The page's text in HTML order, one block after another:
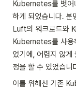
Kubernetes를 벗어
하게 되었습니다. 분
Luft의 워크로드와
Kubernetes를 사용
었기에, 어렵지 않게
정을 할 수 있었습니
이를 위해선 기존